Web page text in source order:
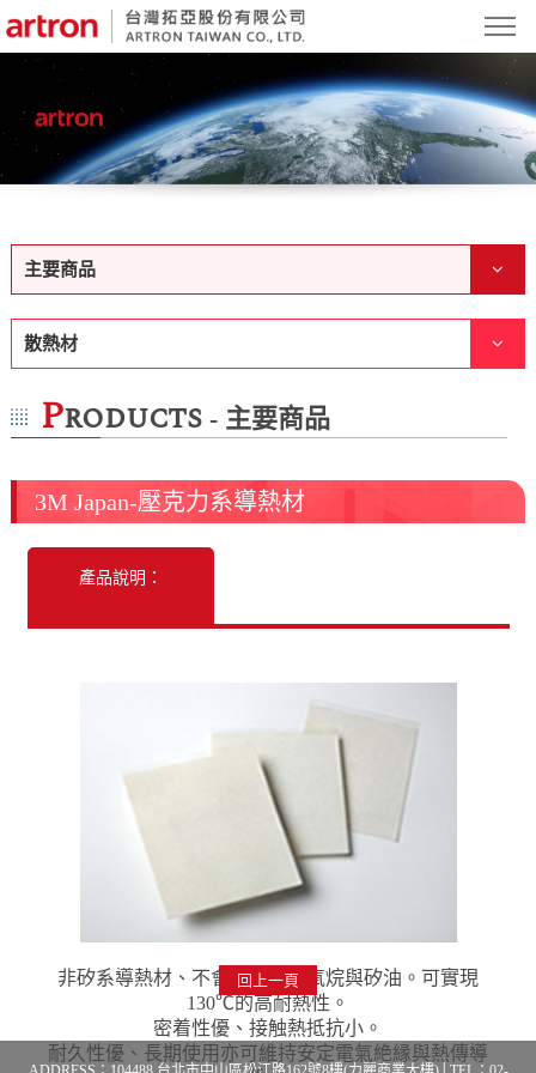
主要商品
散熱材
Products- 主要商品
3M Japan-壓克力系導熱材
產品說明：
非矽系導熱材、不會釋放出矽氧烷與矽油。可實現
130℃的高耐熱性。
密着性優、接触熱抵抗小。
耐久性優、長期使用亦可維持安定電氣絶縁與熱傳導
回上一頁